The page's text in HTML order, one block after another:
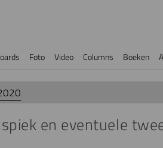
Foto Video Columns Boeken
en eventuele